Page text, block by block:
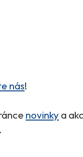
nás!
novinkya
.